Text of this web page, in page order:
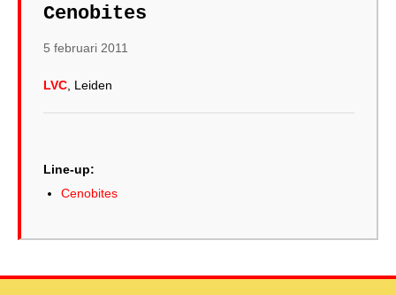
Cenobites
5 februari 2011
LVC , Leiden
Line-up:
Cenobites